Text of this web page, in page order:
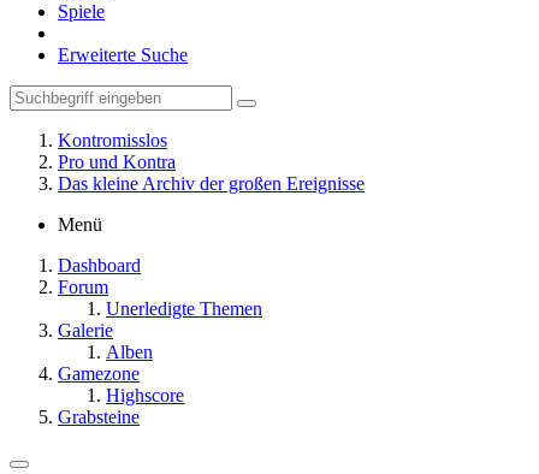
Spiele
Erweiterte Suche
Kontromisslos
Pro und Kontra
Das kleine Archiv der großen Ereignisse
Menü
Dashboard
Forum
Unerledigte Themen
Galerie
Alben
Gamezone
Highscore
Grabsteine